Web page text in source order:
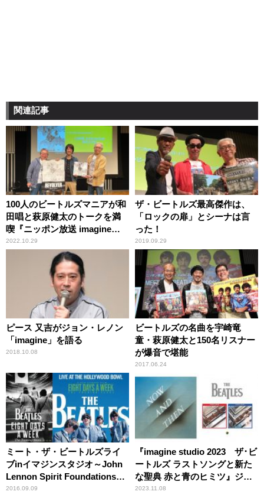
関連記事
100人のビートルズマニアが和
田唱と萩原健太のトークを満
喫『ニッポン放送 imagine
studio2022 100倍楽しむ THE
BEATLES REVOLVER』
2022.10.29
ザ・ビートルズ最高傑作は、
「ロックの扉」とシーナは言
った！
2019.09.29
ピース 又吉がジョン・レノン
「imagine」を語る
2018.10.08
ビートルズの名曲を宇崎竜
童・萩原健太と150名リスナー
が爆音で堪能
2017.06.24
ミート・ザ・ビートルズライ
ブinイマジンスタジオ～John
Lennon Spirit Foundations
2016～開催！
2016.09.09
『imagine studio 2023 ザ･ビ
ートルズ ラストソングと新た
な聖典 赤と青のヒミツ』ジョ
ン・レノンの名曲「imagine」
2023.11.08